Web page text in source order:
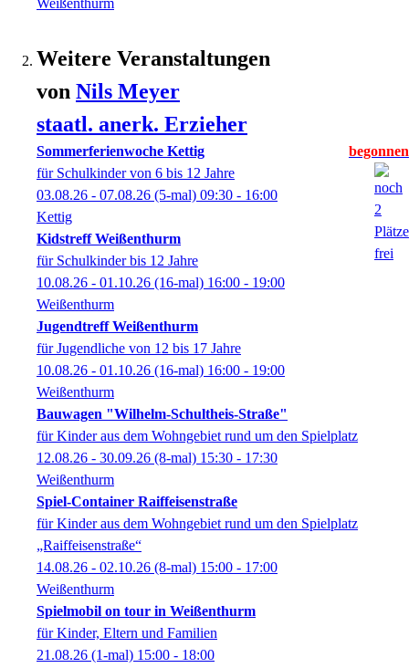
Weißenthurm
Weitere Veranstaltungen
von Nils Meyer
staatl. anerk. Erzieher
Sommerferienwoche Kettig
für Schulkinder von 6 bis 12 Jahre
03.08.26 - 07.08.26 (5-mal) 09:30 - 16:00
Kettig
Kidstreff Weißenthurm
für Schulkinder bis 12 Jahre
10.08.26 - 01.10.26 (16-mal) 16:00 - 19:00
Weißenthurm
Jugendtreff Weißenthurm
für Jugendliche von 12 bis 17 Jahre
10.08.26 - 01.10.26 (16-mal) 16:00 - 19:00
Weißenthurm
Bauwagen "Wilhelm-Schultheis-Straße"
für Kinder aus dem Wohngebiet rund um den Spielplatz
12.08.26 - 30.09.26 (8-mal) 15:30 - 17:30
Weißenthurm
Spiel-Container Raiffeisenstraße
für Kinder aus dem Wohngebiet rund um den Spielplatz
„Raiffeisenstraße“
14.08.26 - 02.10.26 (8-mal) 15:00 - 17:00
Weißenthurm
Spielmobil on tour in Weißenthurm
für Kinder, Eltern und Familien
21.08.26 (1-mal) 15:00 - 18:00